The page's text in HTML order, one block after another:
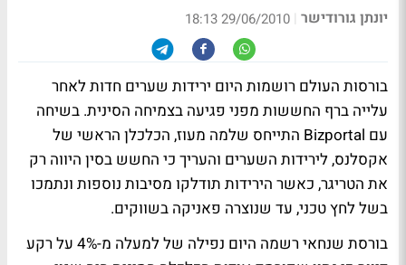
יונתן גורודישר |
29/06/2010 18:13
בורסות העולם רושמות היום ירידות שערים חדות לאחר
עלייה ברף החששות מפני פגיעה בצמיחה הסינית. בשיחה
עם Bizportal התייחס שלמה מעוז, הכלכלן הראשי של
אקסלנס, לירידות השערים והעריך כי החשש בסין היווה רק
את הטריגר, כאשר הירידות תודלקו מסיבות נוספות ונתמכו
בשל לחץ טכני, עד שנוצרה פאניקה בשווקים.
בורסת שנחאי רשמה היום נפילה של למעלה מ-4% על רקע